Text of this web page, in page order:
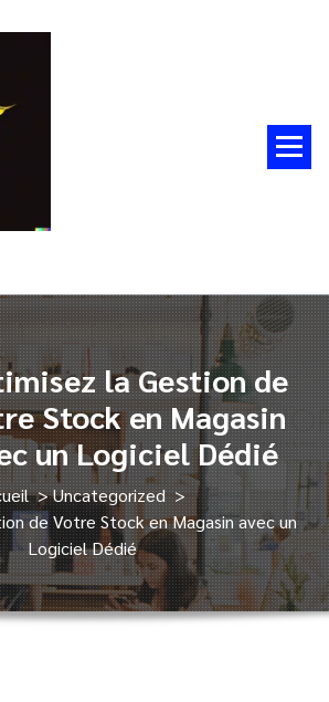
la Gestion de
Stock en Magasin
un Logiciel Dédié
>Uncategorized>
de Votre Stock en Magasin avec un
Logiciel Dédié